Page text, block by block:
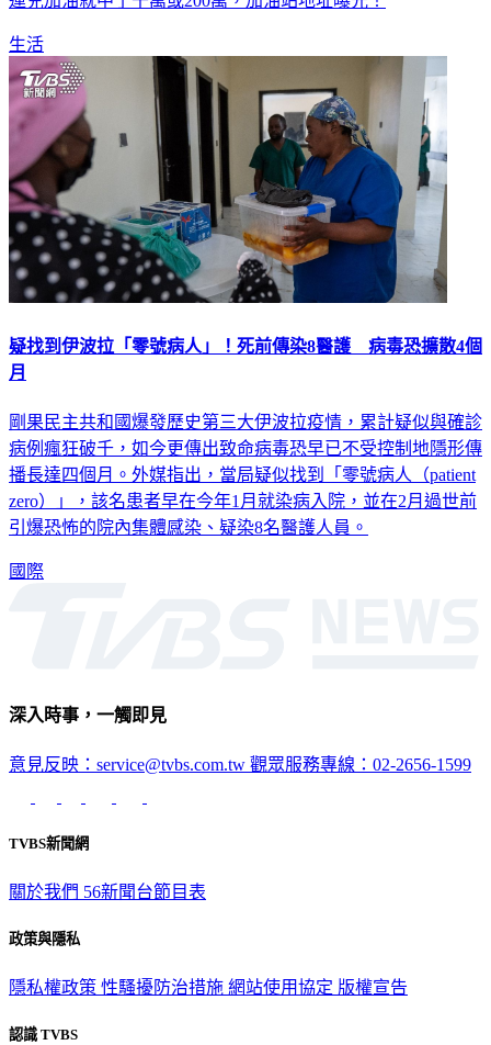
生活
疑找到伊波拉「零號病人」！死前傳染8醫護 病毒恐擴散4個
月
剛果民主共和國爆發歷史第三大伊波拉疫情，累計疑似與確診
病例瘋狂破千，如今更傳出致命病毒恐早已不受控制地隱形傳
播長達四個月。外媒指出，當局疑似找到「零號病人（patient
zero）」，該名患者早在今年1月就染病入院，並在2月過世前
引爆恐怖的院內集體感染、疑染8名醫護人員。
國際
深入時事，一觸即見
意見反映：service@tvbs.com.tw 觀眾服務專線：02-2656-1599
TVBS新聞網
關於我們 56新聞台節目表
政策與隱私
隱私權政策 性騷擾防治措施 網站使用協定 版權宣告
認識 TVBS